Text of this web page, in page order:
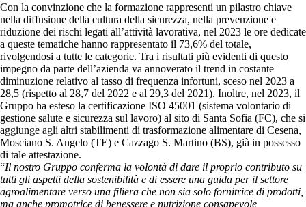
Con la convinzione che la formazione rappresenti un pilastro chiave
nella diffusione della cultura della sicurezza, nella prevenzione e
riduzione dei rischi legati all’attività lavorativa, nel 2023 le ore dedicate
a queste tematiche hanno rappresentato il 73,6% del totale,
rivolgendosi a tutte le categorie. Tra i risultati più evidenti di questo
impegno da parte dell’azienda va annoverato il trend in costante
diminuzione relativo al tasso di frequenza infortuni, sceso nel 2023 a
28,5 (rispetto al 28,7 del 2022 e al 29,3 del 2021). Inoltre, nel 2023, il
Gruppo ha esteso la certificazione ISO 45001 (sistema volontario di
gestione salute e sicurezza sul lavoro) al sito di Santa Sofia (FC), che si
aggiunge agli altri stabilimenti di trasformazione alimentare di Cesena,
Mosciano S. Angelo (TE) e Cazzago S. Martino (BS), già in possesso
di tale attestazione.
“Il nostro Gruppo conferma la volontà di dare il proprio contributo su
tutti gli aspetti della sostenibilità e di essere una guida per il settore
agroalimentare verso una filiera che non sia solo fornitrice di prodotti,
ma anche promotrice di benessere e nutrizione consapevole,